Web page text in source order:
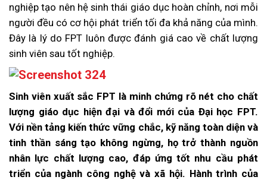
nghiệp tạo nên hệ sinh thái giáo dục hoàn chỉnh, nơi mỗi
người đều có cơ hội phát triển tối đa khả năng của mình.
Đây là lý do FPT luôn được đánh giá cao về chất lượng
sinh viên sau tốt nghiệp.
Sinh viên xuất sắc FPT là minh chứng rõ nét cho chất
lượng giáo dục hiện đại và đổi mới của Đại học FPT.
Với nền tảng kiến thức vững chắc, kỹ năng toàn diện và
tinh thần sáng tạo không ngừng, họ trở thành nguồn
nhân lực chất lượng cao, đáp ứng tốt nhu cầu phát
triển của ngành công nghệ và xã hội. Hành trình của